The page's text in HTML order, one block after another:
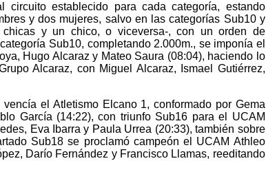
establecido para cada categoría, estando
y dos mujeres, salvo en las categorías Sub10 y
y un chico, o viceversa-, con un orden de
Sub10, completando 2.000m., se imponía el
Hugo Alcaraz y Mateo Saura (08:04), haciendo lo
Alcaraz, con Miguel Alcaraz, Ismael Gutiérrez,
el Atletismo Elcano 1, conformado por Gema
García (14:22), con triunfo Sub16 para el UCAM
Eva Ibarra y Paula Urrea (20:33), también sobre
Sub18 se proclamó campeón el UCAM Athleo
Darío Fernández y Francisco Llamas, reeditando